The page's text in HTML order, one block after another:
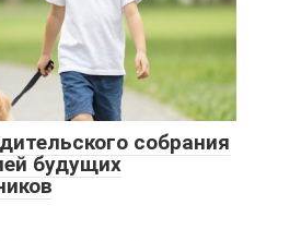
собрания
будущих